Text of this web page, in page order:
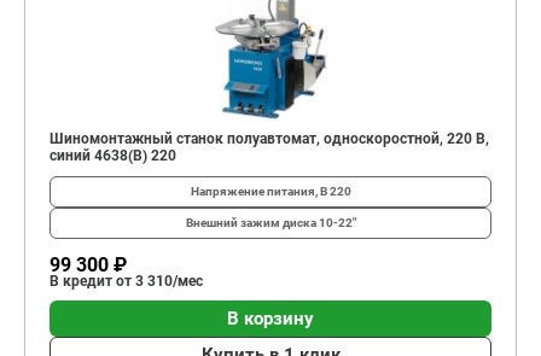
Шиномонтажный станок полуавтомат, односкоростной, 220 В,
синий 4638(B) 220
Напряжение питания, В220
Внешний зажим диска10-22"
99 300 ₽
В кредит от 3 310/мес
В корзину